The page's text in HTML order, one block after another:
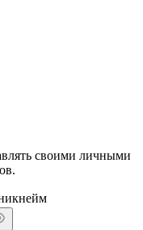
своими личными